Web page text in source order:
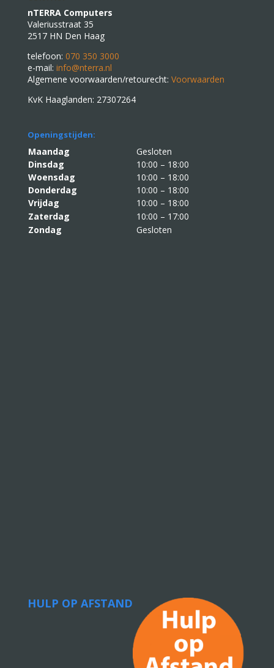
nTERRA Computers
Valeriusstraat 35
2517 HN Den Haag
telefoon: 070 350 3000
e-mail: info@nterra.nl
Algemene voorwaarden/retourecht: Voorwaarden
KvK Haaglanden: 27307264
Openingstijden:
Maandag
Gesloten
Dinsdag
10:00 – 18:00
Woensdag
10:00 – 18:00
Donderdag
10:00 – 18:00
Vrijdag
10:00 – 18:00
Zaterdag
10:00 – 17:00
Zondag
Gesloten
HULP OP AFSTAND